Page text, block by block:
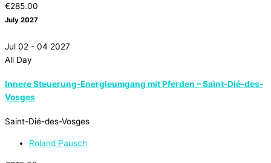
€285.00
July 2027
Jul 02 - 04 2027
All Day
Innere Steuerung-Energieumgang mit Pferden – Saint-Dié-des-
Vosges
Saint-Dié-des-Vosges
Roland Pausch